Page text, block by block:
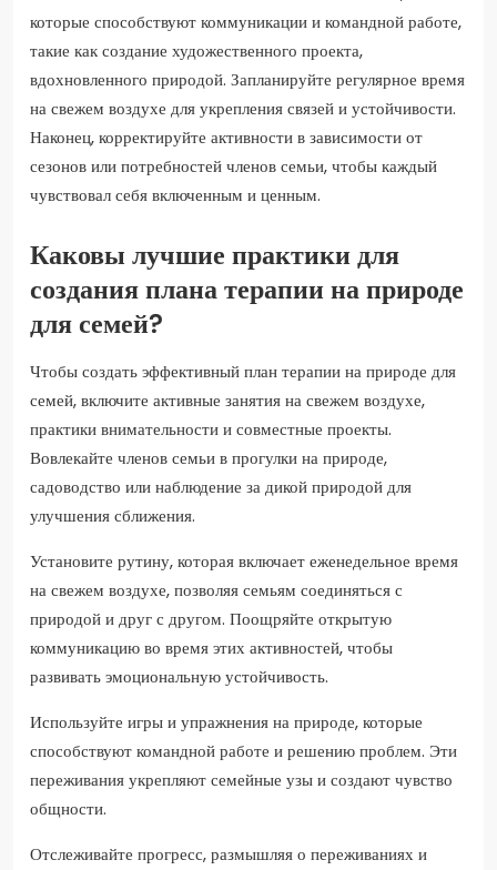
которые способствуют коммуникации и командной работе,
такие как создание художественного проекта,
вдохновленного природой. Запланируйте регулярное время
на свежем воздухе для укрепления связей и устойчивости.
Наконец, корректируйте активности в зависимости от
сезонов или потребностей членов семьи, чтобы каждый
чувствовал себя включенным и ценным.
Каковы лучшие практики для
создания плана терапии на природе
для семей?
Чтобы создать эффективный план терапии на природе для
семей, включите активные занятия на свежем воздухе,
практики внимательности и совместные проекты.
Вовлекайте членов семьи в прогулки на природе,
садоводство или наблюдение за дикой природой для
улучшения сближения.
Установите рутину, которая включает еженедельное время
на свежем воздухе, позволяя семьям соединяться с
природой и друг с другом. Поощряйте открытую
коммуникацию во время этих активностей, чтобы
развивать эмоциональную устойчивость.
Используйте игры и упражнения на природе, которые
способствуют командной работе и решению проблем. Эти
переживания укрепляют семейные узы и создают чувство
общности.
Отслеживайте прогресс, размышляя о переживаниях и